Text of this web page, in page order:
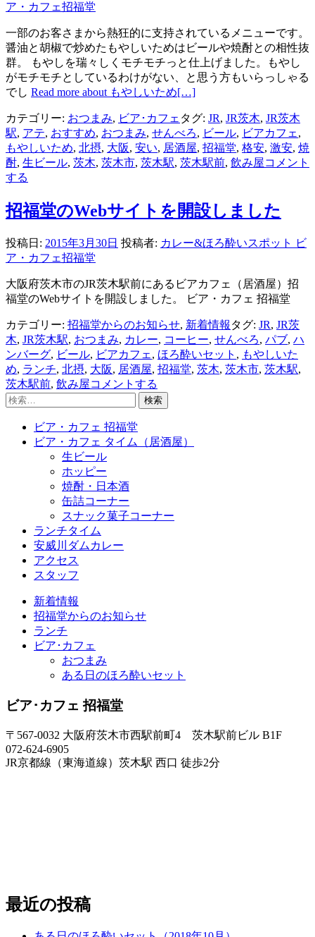
ア・カフェ招福堂
一部のお客さまから熱狂的に支持されているメニューです。
醤油と胡椒で炒めたもやしいためはビールや焼酎との相性抜
群。 もやしを瑞々しくモチモチっと仕上げました。もやし
がモチモチとしているわけがない、と思う方もいらっしゃる
でし Read more about もやしいため[…]
カテゴリー: おつまみ, ビア･カフェ タグ: JR, JR茨木, JR茨木
駅, アテ, おすすめ, おつまみ, せんべろ, ビール, ビアカフェ,
もやしいため, 北摂, 大阪, 安い, 居酒屋, 招福堂, 格安, 激安, 焼
酎, 生ビール, 茨木, 茨木市, 茨木駅, 茨木駅前, 飲み屋コメント
する
招福堂のWebサイトを開設しました
投稿日: 2015年3月30日 投稿者: カレー&ほろ酔いスポット ビ
ア・カフェ招福堂
大阪府茨木市のJR茨木駅前にあるビアカフェ（居酒屋）招
福堂のWebサイトを開設しました。 ビア・カフェ 招福堂
カテゴリー: 招福堂からのお知らせ, 新着情報 タグ: JR, JR茨
木, JR茨木駅, おつまみ, カレー, コーヒー, せんべろ, パブ, ハ
ンバーグ, ビール, ビアカフェ , ほろ酔いセット , もやしいた
め, ランチ, 北摂, 大阪, 居酒屋, 招福堂, 茨木, 茨木市, 茨木駅,
茨木駅前, 飲み屋コメントする
検
ビア・カフェ 招福堂
ビア・カフェ タイム（居酒屋）
生ビール
ホッピー
焼酎・日本酒
缶詰コーナー
スナック菓子コーナー
ランチタイム
安威川ダムカレー
アクセス
スタッフ
新着情報
招福堂からのお知らせ
ランチ
ビア･カフェ
おつまみ
ある日のほろ酔いセット
ビア･カフェ 招福堂
〒567-0032 大阪府茨木市西駅前町4 茨木駅前ビル B1F
072-624-6905
JR京都線（東海道線）茨木駅 西口 徒歩2分
最近の投稿